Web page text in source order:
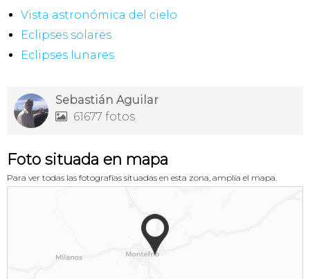
Vista astronómica del cielo
Eclipses solares
Eclipses lunares
Sebastián Aguilar
 61677 fotos
Foto situada en mapa
Para ver todas las fotografías situadas en esta zona, amplía el mapa.